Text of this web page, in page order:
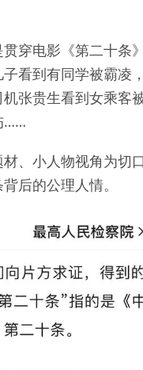
穿电影《第二十条
看到有同学被霸凌
张贵生看到女乘客
……
、小人物视角为切
后的公理人情。